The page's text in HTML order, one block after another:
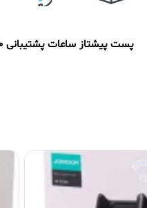
پست پیشتاز ساعات پشتیبانی 10 الی 20